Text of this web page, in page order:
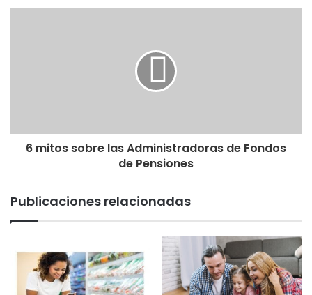
6 mitos sobre las Administradoras de Fondos
de Pensiones
Publicaciones relacionadas